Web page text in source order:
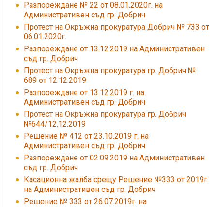
Разпореждане № 22 от 08.01.2020г. на
Административен съд гр. Добрич
Протест на Окръжна прокуратура Добрич № 733 от
06.01.2020г.
Разпореждане от 13.12.2019 на Административен
съд гр. Добрич
Протест на Окръжна прокуратура гр. Добрич №
689 от 12.12.2019
Разпореждане от 13.12.2019 г. на
Административен съд гр. Добрич
Протест на Окръжна прокуратура гр. Добрич
№644/12.12.2019
Решение № 412 от 23.10.2019 г. на
Административен съд гр. Добрич
Разпореждане от 02.09.2019 на Административен
съд гр. Добрич
Касационна жалба срещу Решение №333 от 2019г.
на Административен съд гр. Добрич
Решение № 333 от 26.07.2019г. на